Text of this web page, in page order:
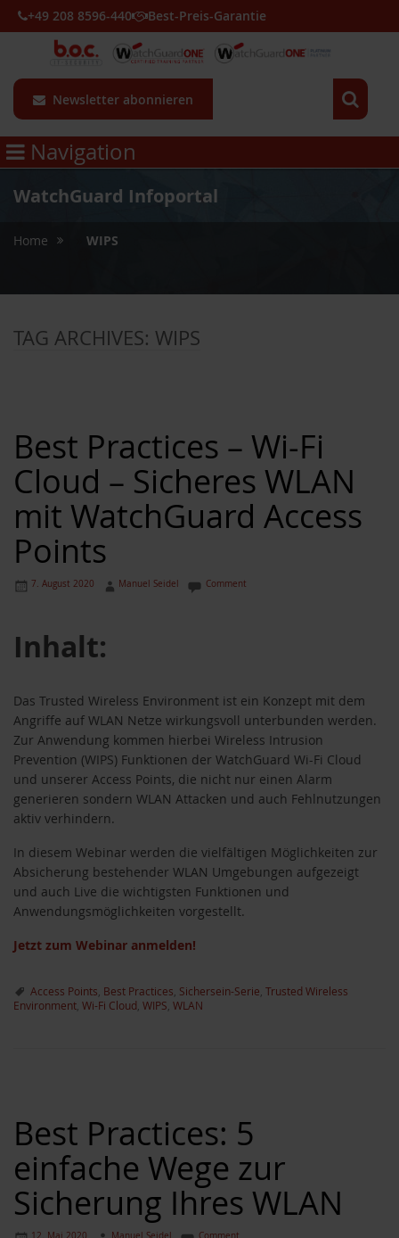
Newsletter abonnieren
+49 208 8596-440 Best-Preis-Garantie
Navigation
WatchGuard Infoportal
Home WIPS
TAG ARCHIVES: WIPS
Best Practices – Wi-Fi
Cloud – Sicheres WLAN
mit WatchGuard Access
Points
7. August 2020 Manuel Seidel Comment
Inhalt:
Das Trusted Wireless Environment ist ein Konzept mit dem
Angriffe auf WLAN Netze wirkungsvoll unterbunden werden.
Zur Anwendung kommen hierbei Wireless Intrusion
Prevention (WIPS) Funktionen der WatchGuard Wi-Fi Cloud
und unserer Access Points, die nicht nur einen Alarm
generieren sondern WLAN Attacken und auch Fehlnutzungen
aktiv verhindern.
In diesem Webinar werden die vielfältigen Möglichkeiten zur
Absicherung bestehender WLAN Umgebungen aufgezeigt
und auch Live die wichtigsten Funktionen und
Anwendungsmöglichkeiten vorgestellt.
Jetzt zum Webinar anmelden!
Access Points Best Practices Sichersein-Serie Trusted Wireless
Environment Wi-Fi Cloud WIPS WLAN
Best Practices: 5
einfache Wege zur
Sicherung Ihres WLAN
12. Mai 2020 Manuel Seidel Comment